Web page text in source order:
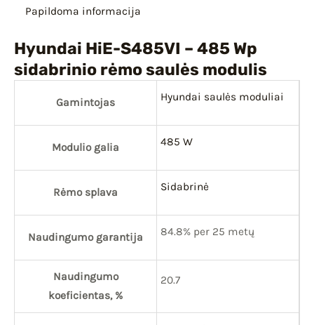
Papildoma informacija
Hyundai HiE-S485VI – 485 Wp
sidabrinio rėmo saulės modulis
Gamintojas Hyundai saulės moduliai
Modulio galia 485 W
Rėmo splava Sidabrinė
Naudingumo garantija 84.8% per 25 metų
Naudingumo
koeficientas, %
20.7